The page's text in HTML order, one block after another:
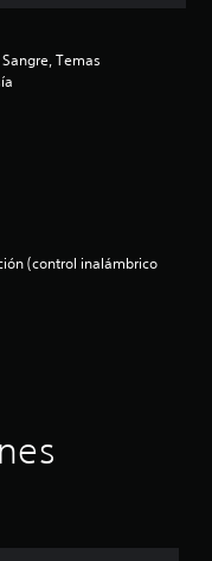
Temas
(control inalámbrico